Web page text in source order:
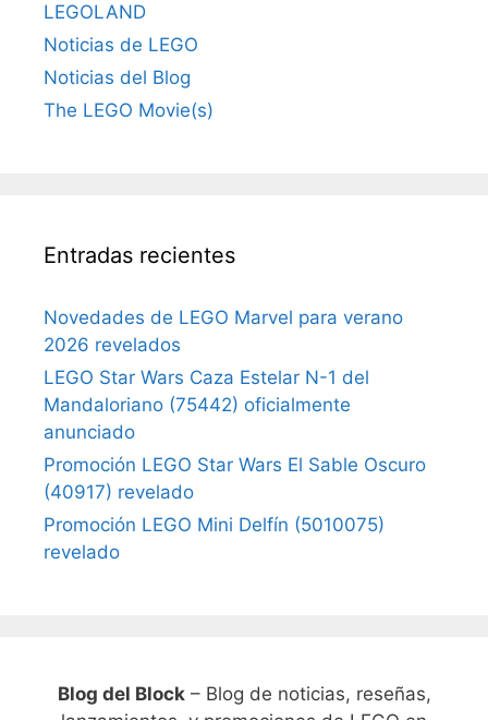
LEGOLAND
Noticias de LEGO
Noticias del Blog
The LEGO Movie(s)
Entradas recientes
Novedades de LEGO Marvel para verano
2026 revelados
LEGO Star Wars Caza Estelar N-1 del
Mandaloriano (75442) oficialmente
anunciado
Promoción LEGO Star Wars El Sable Oscuro
(40917) revelado
Promoción LEGO Mini Delfín (5010075)
revelado
Blog del Block– Blog de noticias, reseñas,